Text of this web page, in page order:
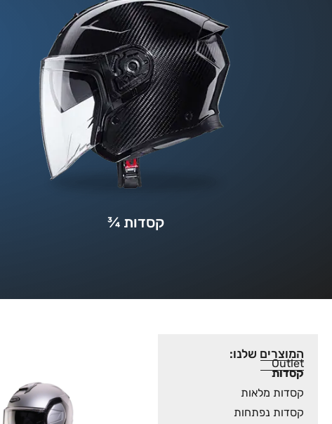
קסדות ¾
המוצרים שלנו:
Outlet
קסדות
קסדות מלאות
קסדות נפתחות